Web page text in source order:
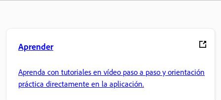
Aprender
Aprenda con tutoriales en vídeo paso a paso y orientación
práctica directamente en la aplicación.